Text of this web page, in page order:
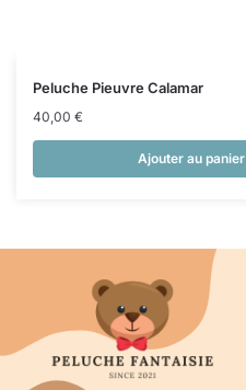
Peluche Pieuvre Calamar
40,00 €
Ajouter au panier